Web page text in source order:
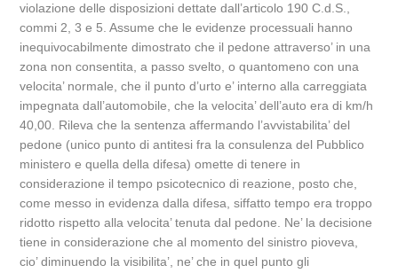
violazione delle disposizioni dettate dall’articolo 190 C.d.S.,
commi 2, 3 e 5. Assume che le evidenze processuali hanno
inequivocabilmente dimostrato che il pedone attraverso’ in una
zona non consentita, a passo svelto, o quantomeno con una
velocita’ normale, che il punto d’urto e’ interno alla carreggiata
impegnata dall’automobile, che la velocita’ dell’auto era di km/h
40,00. Rileva che la sentenza affermando l’avvistabilita’ del
pedone (unico punto di antitesi fra la consulenza del Pubblico
ministero e quella della difesa) omette di tenere in
considerazione il tempo psicotecnico di reazione, posto che,
come messo in evidenza dalla difesa, siffatto tempo era troppo
ridotto rispetto alla velocita’ tenuta dal pedone. Ne’ la decisione
tiene in considerazione che al momento del sinistro pioveva,
cio’ diminuendo la visibilita’, ne’ che in quel punto gli